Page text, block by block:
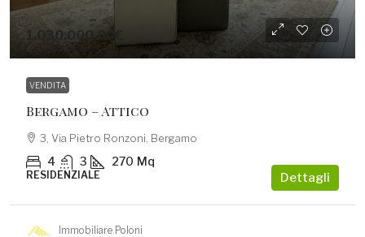
1.030.000,00€
VENDITA
Bergamo – Attico
3, Via Pietro Ronzoni, Bergamo
4 3 270 Mq
RESIDENZIALE Dettagli
Immobiliare Poloni